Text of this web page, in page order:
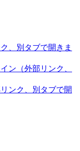
ク、別タブで開きま
ン （外部リンク、
リンク、別タブで開